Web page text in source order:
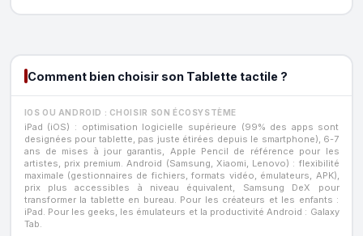
Comment bien choisir son Tablette tactile ?
IOS OU ANDROID : CHOISIR SON ÉCOSYSTÈME
iPad (iOS) : optimisation logicielle supérieure (99% des apps sont
designées pour tablette, pas juste étirées depuis le smartphone), 6-7
ans de mises à jour garantis, Apple Pencil de référence pour les
artistes, prix premium. Android (Samsung, Xiaomi, Lenovo) : flexibilité
maximale (gestionnaires de fichiers, formats vidéo, émulateurs, APK),
prix plus accessibles à niveau équivalent, Samsung DeX pour
transformer la tablette en bureau. Pour les créateurs et les enfants :
iPad. Pour les geeks, les émulateurs et la productivité Android : Galaxy
Tab.